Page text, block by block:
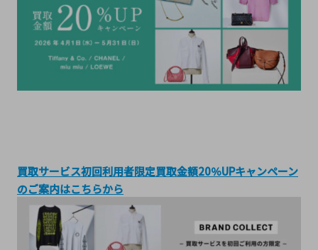
買取サービス初回利用者限定買取金額20％UPキャンペーン
のご案内はこちらから